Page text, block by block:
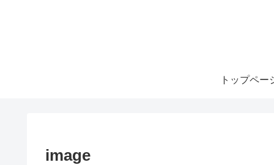
トップペー
image